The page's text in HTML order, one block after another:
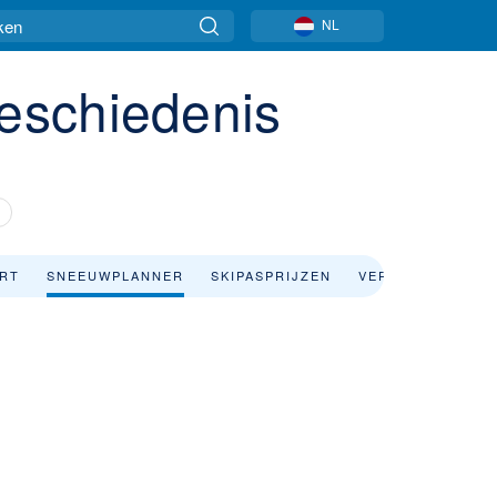
NL
SNEEUWPLANNER SKIPASPRIJZEN VERBLIJF